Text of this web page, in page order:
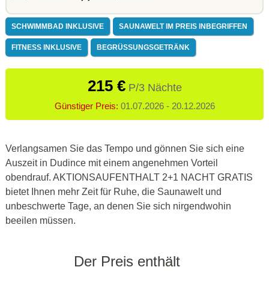
SCHWIMMBAD INKLUSIVE SAUNAWELT IM PREIS INBEGRIFFEN
FITNESS INKLUSIVE BEGRÜSSUNGSGETRÄNK
215 €P/3 Nächte
Günstiger Preis: 01.07.2026 - 20.12.2026
Verlangsamen Sie das Tempo und gönnen Sie sich eine
Auszeit in Dudince mit einem angenehmen Vorteil
obendrauf. AKTIONSAUFENTHALT 2+1 NACHT GRATIS
bietet Ihnen mehr Zeit für Ruhe, die Saunawelt und
unbeschwerte Tage, an denen Sie sich nirgendwohin
beeilen müssen.
Der Preis enthält